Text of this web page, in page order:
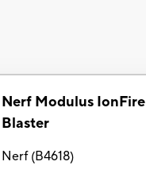
Nerf Modulus IonFire
Blaster
Nerf(B4618)